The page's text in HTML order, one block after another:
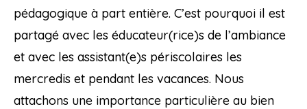
pédagogique à part entière. C’est pourquoi il est
partagé avec les éducateur(rice)s de l’ambiance
et avec les assistant(e)s périscolaires les
mercredis et pendant les vacances. Nous
attachons une importance particulière au bien